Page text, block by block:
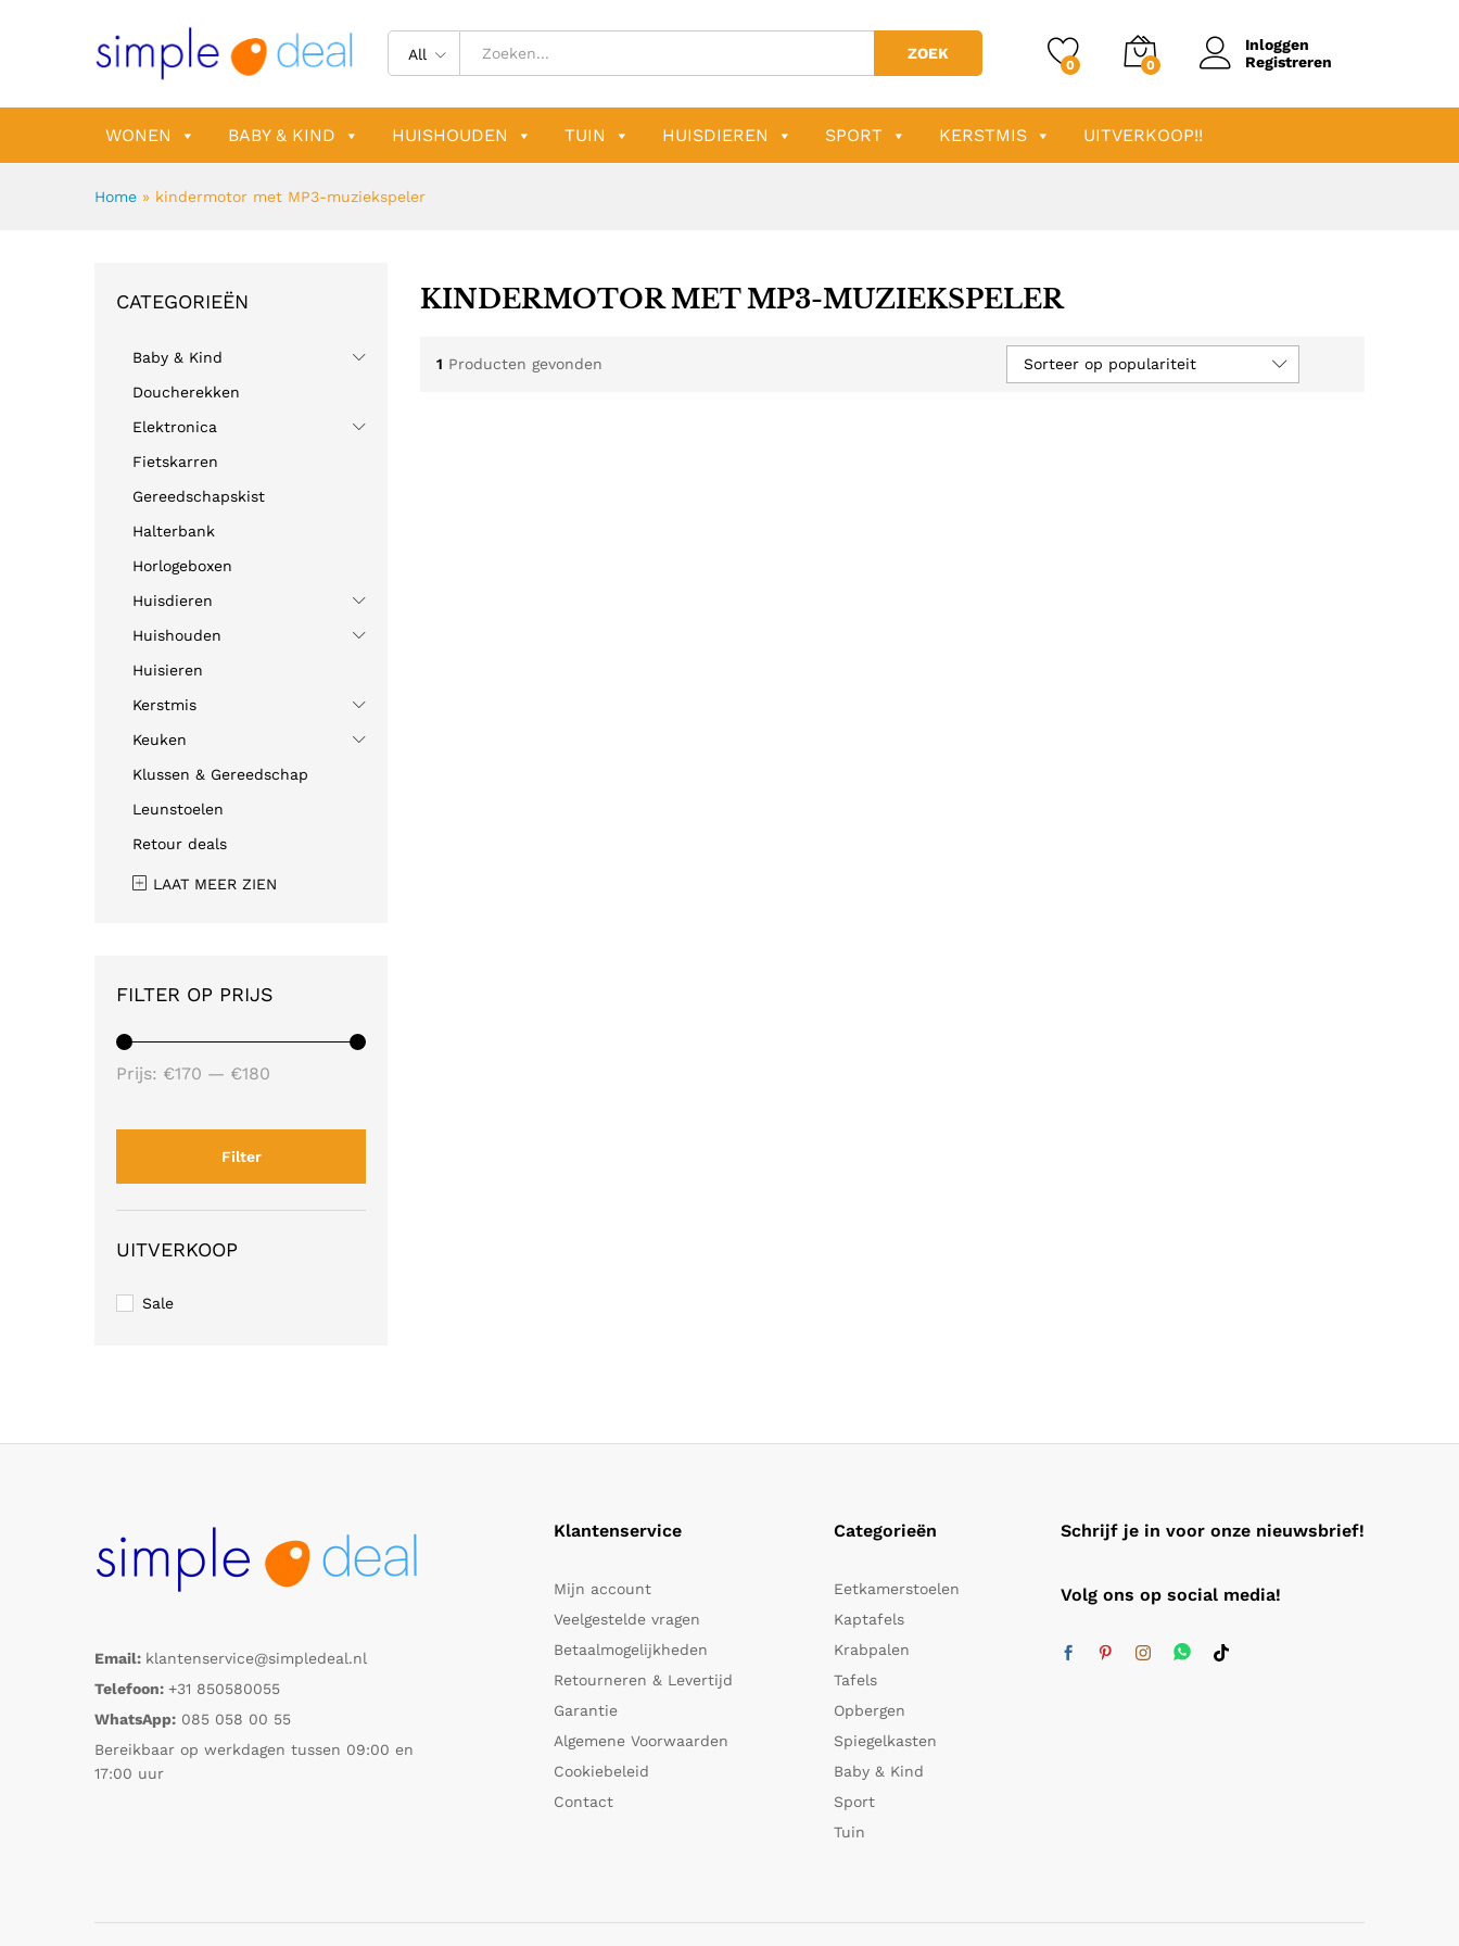
All ZOEK
0 0
Inloggen
Registreren
WONEN BABY & KIND HUISHOUDEN TUIN HUISDIEREN SPORT KERSTMIS UITVERKOOP!!
Home » kindermotor met MP3-muziekspeler
KINDERMOTOR MET MP3-MUZIEKSPELER
1 Producten gevonden Sorteer op populariteit
CATEGORIEËN
Baby & Kind
Doucherekken
Elektronica
Fietskarren
Gereedschapskist
Halterbank
Horlogeboxen
Huisdieren
Huishouden
Huisieren
Kerstmis
Keuken
Klussen & Gereedschap
Leunstoelen
Retour deals
LAAT MEER ZIEN
FILTER OP PRIJS
Filter
Prijs: €170 — €180
UITVERKOOP
Sale
Email: klantenservice@simpledeal.nl
Telefoon: +31 850580055
WhatsApp: 085 058 00 55
Bereikbaar op werkdagen tussen 09:00 en
17:00 uur
Klantenservice
Mijn account
Veelgestelde vragen
Betaalmogelijkheden
Retourneren & Levertijd
Garantie
Algemene Voorwaarden
Cookiebeleid
Contact
Categorieën
Eetkamerstoelen
Kaptafels
Krabpalen
Tafels
Opbergen
Spiegelkasten
Baby & Kind
Sport
Tuin
Schrijf je in voor onze nieuwsbrief!
Volg ons op social media!